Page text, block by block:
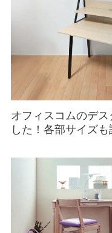
オフィスコムのデ
した！各部サイズ